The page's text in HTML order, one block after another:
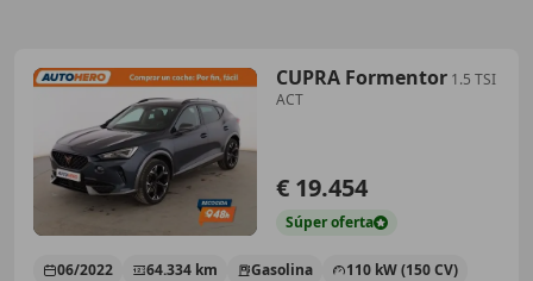
CUPRA Formentor 1.5 TSI
ACT
€ 19.454
Súperoferta
06/2022 64.334 km Gasolina 110 kW (150 CV)